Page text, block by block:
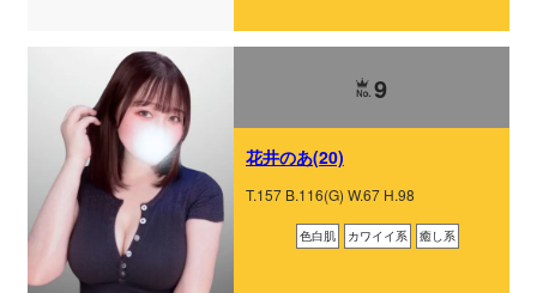
9
花井のあ(20)
T.157 B.116(G) W.67 H.98
色白肌 カワイイ系 癒し系